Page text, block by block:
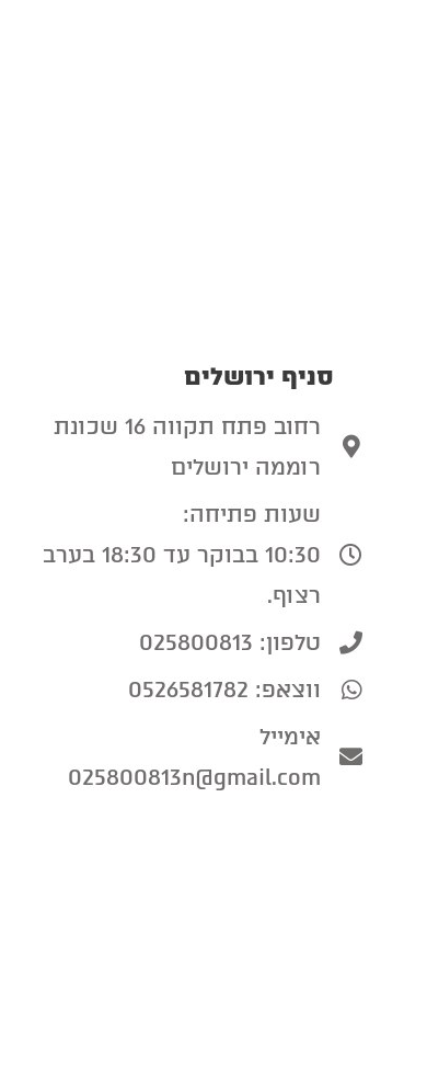
סניף ירושלים
רחוב פתח תקווה 16 שכונת
רוממה ירושלים
שעות פתיחה:
10:30 בבוקר עד 18:30 בערב
רצוף.
טלפון: 025800813
ווצאפ: 0526581782
אימייל
025800813n@gmail.com